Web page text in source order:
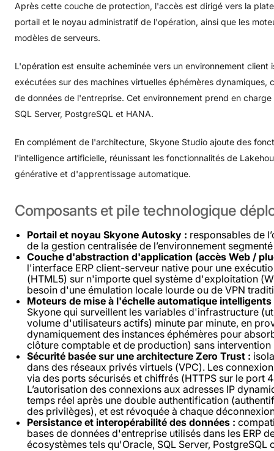
Après cette couche de protection, l'accès est dirigé vers la
portail et le noyau administratif de l'opération, ainsi que les
modèles de serveurs.
L'opération est ensuite acheminée vers un environnement
exécutées sur des machines virtuelles éphémères
de données de l'entreprise. Cet environnement prend en
SQL Server, PostgreSQL et HANA.
En complément de l'architecture, Skyone Studio ajoute des
l'intelligence artificielle, réunissant les fonctionnalités de
générative et d'apprentissage automatique.
Composants et pile technologique
Portail et noyau Skyone Autosky : responsables de
de la gestion centralisée de l’environnement
Couche d'abstraction d'application (accès Web /
l'interface ERP client-serveur native pour une
(HTML5) sur n'importe quel système d'exploitation
besoin d'une émulation locale lourde ou de VPN
Moteurs de mise à l'échelle automatique intelligents
Skyone qui surveillent les variables d'infrastructure
volume d'utilisateurs actifs) minute par minute, en
dynamiquement des instances éphémères pour
clôture comptable et de production) sans intervention
Sécurité basée sur une architecture Zero Trust :
dans des réseaux privés virtuels (VPC). Les
via des ports sécurisés et chiffrés (HTTPS sur le port
L’autorisation des connexions aux adresses IP
temps réel après une double authentification
des privilèges), et est révoquée à chaque
Persistance et interopérabilité des données :
bases de données d'entreprise utilisés dans les ERP
écosystèmes tels qu'Oracle, SQL Server, PostgreSQL